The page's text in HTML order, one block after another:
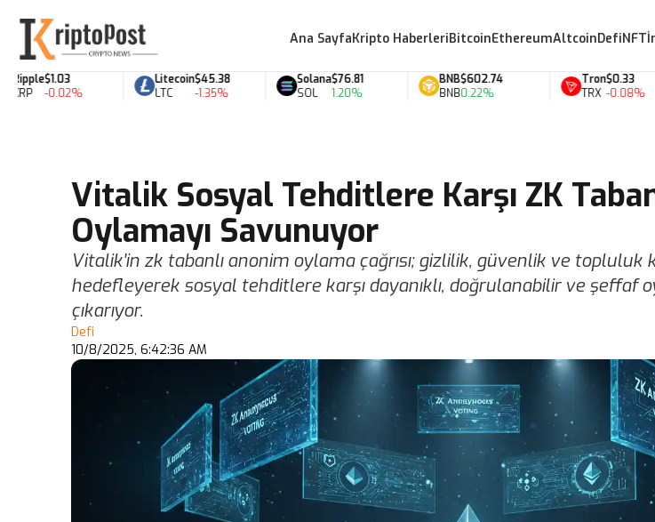
Ana SayfaKripto HaberleriBitcoinEthereumAltcoinDefiNFT
$1.03
-0.02%
Litecoin
LTC
$45.38
-1.35%
Solana
SOL
$76.81
1.20%
BNB
BNB
$602.74
0.22%
Tron
TRX
$0.33
-0.08%
Vitalik Sosyal Tehditlere Karşı ZK
Oylamayı Savunuyor
Vitalik'in zk tabanlı anonim oylama çağrısı; gizlilik, güvenlik ve topluluk
hedefleyerek sosyal tehditlere karşı dayanıklı, doğrulanabilir ve şeffaf
çıkarıyor.
Defi
10/8/2025, 6:42:36 AM